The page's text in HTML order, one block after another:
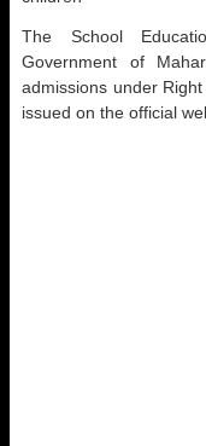
The School
Government of
admissions under
issued on the official